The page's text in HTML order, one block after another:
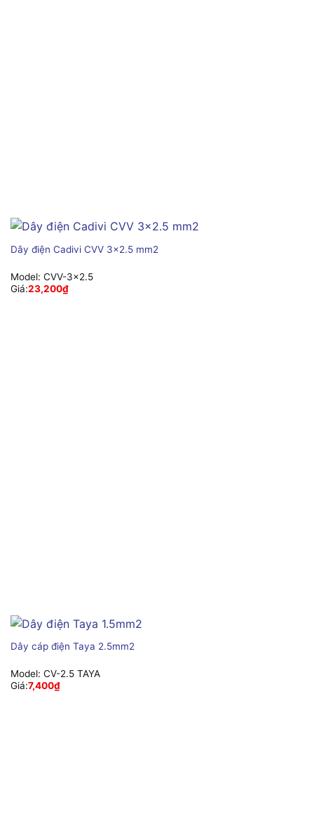
Dây điện Cadivi CVV 3×2.5 mm2
Model: CVV-3×2.5
Giá:23,200₫
Dây cáp điện Taya 2.5mm2
Model: CV-2.5 TAYA
Giá:7,400₫